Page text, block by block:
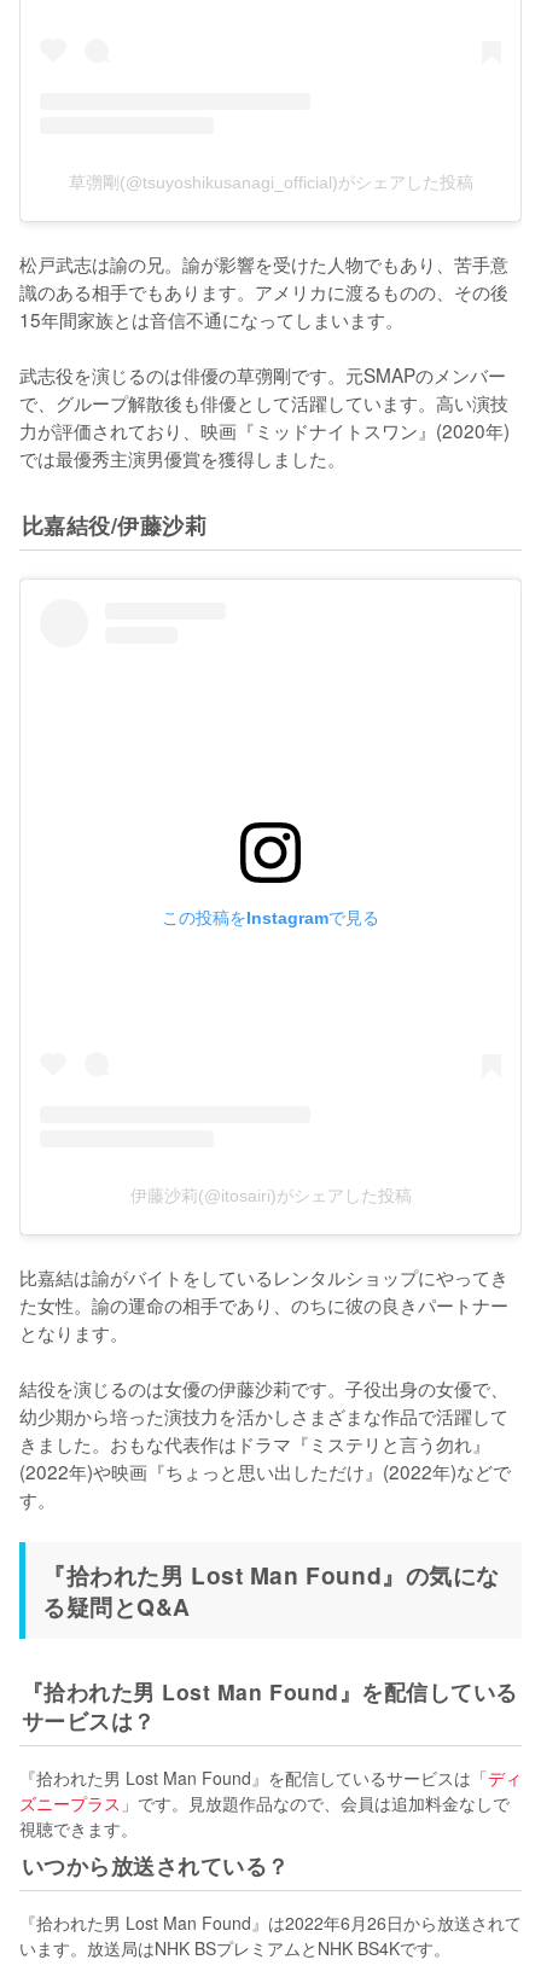
草彅剛(@tsuyoshikusanagi_official)がシェアした投稿
松戸武志は諭の兄。諭が影響を受けた人物でもあり、苦手意
識のある相手でもあります。アメリカに渡るものの、その後
15年間家族とは音信不通になってしまいます。
武志役を演じるのは俳優の草彅剛です。元SMAPのメンバー
で、グループ解散後も俳優として活躍しています。高い演技
力が評価されており、映画『ミッドナイトスワン』(2020年)
では最優秀主演男優賞を獲得しました。
比嘉結役/伊藤沙莉
この投稿をInstagramで見る
伊藤沙莉(@itosairi)がシェアした投稿
比嘉結は諭がバイトをしているレンタルショップにやってき
た女性。諭の運命の相手であり、のちに彼の良きパートナー
となります。
結役を演じるのは女優の伊藤沙莉です。子役出身の女優で、
幼少期から培った演技力を活かしさまざまな作品で活躍して
きました。おもな代表作はドラマ『ミステリと言う勿れ』
(2022年)や映画『ちょっと思い出しただけ』(2022年)などで
す。
『拾われた男 Lost Man Found』の気にな
る疑問とQ&A
『拾われた男 Lost Man Found』を配信している
サービスは？
『拾われた男 Lost Man Found』を配信しているサービスは「ディ
ズニープラス 」です。見放題作品なので、会員は追加料金なしで
視聴できます。
いつから放送されている？
『拾われた男 Lost Man Found』は2022年6月26日から放送されて
います。放送局はNHK BSプレミアムとNHK BS4Kです。